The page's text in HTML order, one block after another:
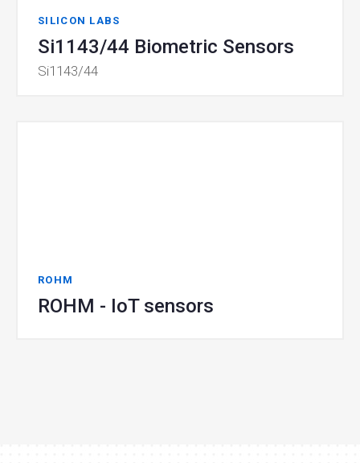
SILICON LABS
Si1143/44 Biometric Sensors
Si1143/44
ROHM
ROHM - IoT sensors